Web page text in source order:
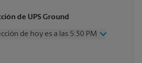
PM
PM
de UPS Ground
de hoy es a las 5:30 PM